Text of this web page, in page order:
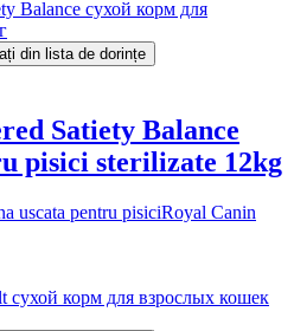
din lista de dorințe
Satiety Balance
pisici sterilizate 12kg
uscata pentru pisiciRoyal Canin